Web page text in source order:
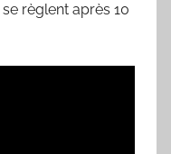
se règlent après 10